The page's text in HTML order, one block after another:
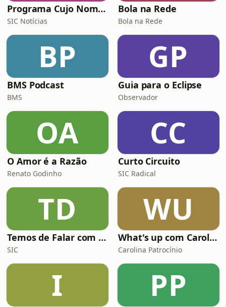
Programa Cujo Nome Estamos Legalmente Impedidos de Dizer
SIC Notícias
Bola na Rede
Bola na Rede
BP
BMS Podcast
BMS
GP
Guia para o Eclipse
Observador
OA
O Amor é a Razão
Renato Godinho
CC
Curto Circuito
SIC Radical
TD
Temos de Falar com Elas
SIC
WU
What's up com Carolina Patrocínio
Carolina Patrocínio
I PP